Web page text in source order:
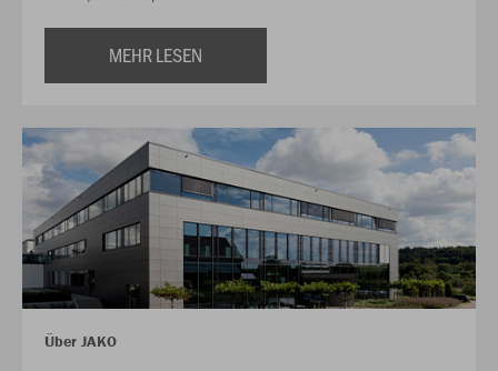
MEHR LESEN
Über JAKO